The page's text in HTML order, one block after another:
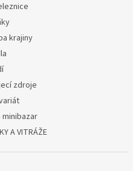
krajiny
zdroje
minibazar
A VITRÁŽE